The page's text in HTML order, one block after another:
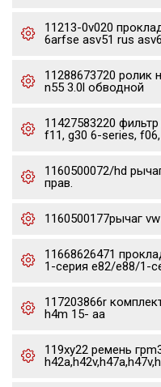
11213-0v020
6arfse asv51 rus
11288673720 ролик
n55 3.0l обводной
11427583220
f11, g30 6-series,
1160500072/hd
прав.
1160500177рычаг
11668626471
1-серия e82/e88/1-
117203866r
h4m 15- aa
119xy22 ремень